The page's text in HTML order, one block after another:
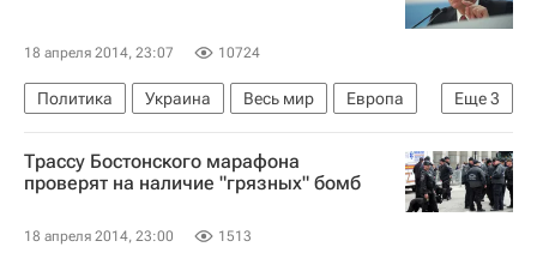
18 апреля 2014, 23:07 10724
Еще3
Политика Украина Весь мир
Европа
Владимир Путин
Дмитрий Песков Россия
Трассу Бостонского марафона
проверят на наличие "грязных" бомб
18 апреля 2014, 23:00 1513